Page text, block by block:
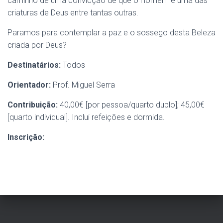
criaturas de Deus entre tantas outras.
Paramos para contemplar a paz e o sossego desta Beleza
criada por Deus?
Destinatários: Todos
Orientador: Prof. Miguel Serra
Contribuição: 40,00€ [por pessoa/quarto duplo]; 45,00€
[quarto individual]. Inclui refeições e dormida.
Inscrição: